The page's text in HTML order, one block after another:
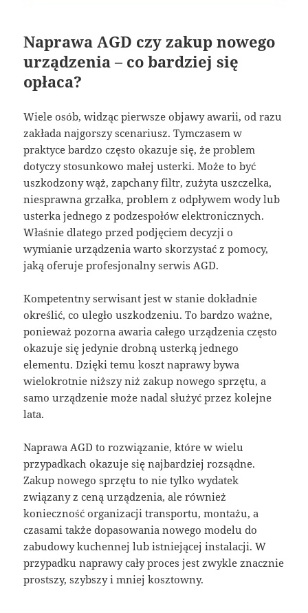
Naprawa AGD czy zakup nowego
urządzenia – co bardziej się
opłaca?
Wiele osób, widząc pierwsze objawy awarii, od razu
zakłada najgorszy scenariusz. Tymczasem w
praktyce bardzo często okazuje się, że problem
dotyczy stosunkowo małej usterki. Może to być
uszkodzony wąż, zapchany filtr, zużyta uszczelka,
niesprawna grzałka, problem z odpływem wody lub
usterka jednego z podzespołów elektronicznych.
Właśnie dlatego przed podjęciem decyzji o
wymianie urządzenia warto skorzystać z pomocy,
jaką oferuje profesjonalny serwis AGD.
Kompetentny serwisant jest w stanie dokładnie
określić, co uległo uszkodzeniu. To bardzo ważne,
ponieważ pozorna awaria całego urządzenia często
okazuje się jedynie drobną usterką jednego
elementu. Dzięki temu koszt naprawy bywa
wielokrotnie niższy niż zakup nowego sprzętu, a
samo urządzenie może nadal służyć przez kolejne
lata.
Naprawa AGD to rozwiązanie, które w wielu
przypadkach okazuje się najbardziej rozsądne.
Zakup nowego sprzętu to nie tylko wydatek
związany z ceną urządzenia, ale również
konieczność organizacji transportu, montażu, a
czasami także dopasowania nowego modelu do
zabudowy kuchennej lub istniejącej instalacji. W
przypadku naprawy cały proces jest zwykle znacznie
prostszy, szybszy i mniej kosztowny.